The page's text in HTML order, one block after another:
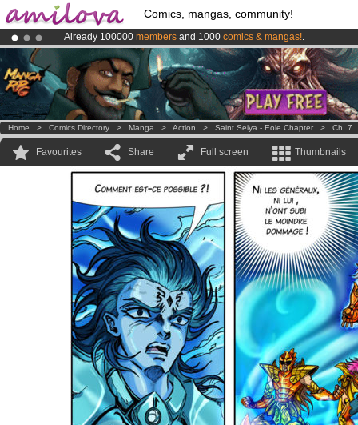
Comics, mangas, community!
Already 100000 members and 1000 comics & mangas!.
Premium membership from3.95 eurosper month !Get membership
AmilovaKickstarter is now LIVE!.
Home > Comics Directory > Manga > Action > Saint Seiya - Eole Chapter > Ch. 7
Favourites Share Full screen Thumbnails